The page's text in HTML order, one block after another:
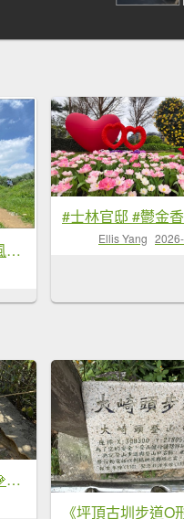
臺北大縱走第四段 風櫃嘴至捷運大湖公園站
Ellis Yang
台北大縱走2026｜💎尋寶登上九五峰！第六段｜中華科大→九五峰→南港山→富陽生態公園